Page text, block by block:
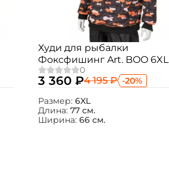
Худи для рыбалки
Фоксфишинг Art. BOO 6XL
3 360 ₽4 195 ₽ -20%
Размер: 6XL
Длина: 77 см.
Ширина: 66 см.